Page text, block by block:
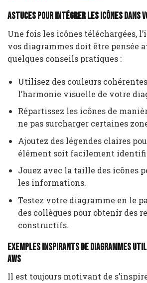
Astuces pour intégrer les icônes dans
Une fois les icônes téléchargées,
vos diagrammes doit être pensée
quelques conseils pratiques :
Utilisez des couleurs
l’harmonie visuelle de votre
Répartissez les icônes de
ne pas surcharger certaines
Ajoutez des légendes claires
élément soit facilement
Jouez avec la taille des icônes
les informations.
Testez votre diagramme en le
des collègues pour obtenir des
constructifs.
Exemples inspirants de diagrammes
AWS
Il est toujours motivant de